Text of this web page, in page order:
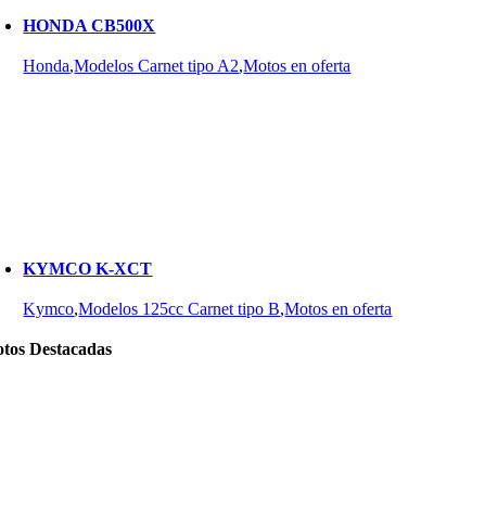
HONDA CB500X
Honda,Modelos Carnet tipo A2,Motos en oferta
KYMCO K-XCT
Kymco,Modelos 125cc Carnet tipo B,Motos en oferta
Destacadas